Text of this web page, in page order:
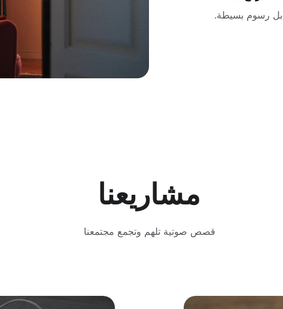
رسوم بسيطة.
مشاريعنا
قصص صوتية تلهم وتجمع مجتمعنا